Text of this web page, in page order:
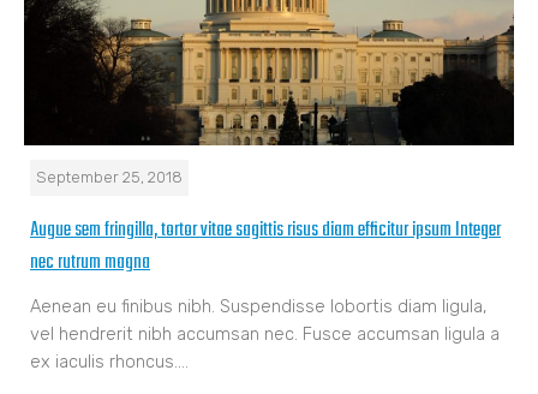
September 25, 2018
Augue sem fringilla, tortor vitae sagittis risus diam efficitur ipsum Integer
nec rutrum magna
Aenean eu finibus nibh. Suspendisse lobortis diam ligula,
vel hendrerit nibh accumsan nec. Fusce accumsan ligula a
ex iaculis rhoncus.…